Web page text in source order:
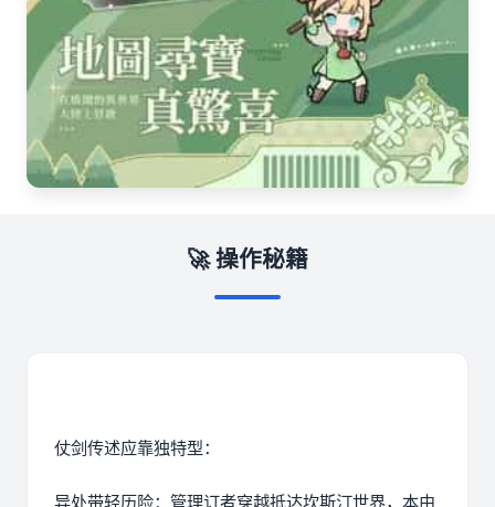
🚀 操作秘籍
仗剑传述应靠独特型：
异处带轻历险：管理订者穿越抵达坎斯汀世界，本由